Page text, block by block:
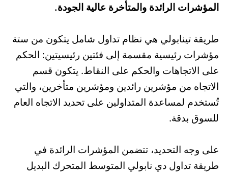
المؤشرات الرائدة والمتأخرة عالية الجودة.
طريقة تينابولي هي نظام تداول شامل يتكون من ستة
مؤشرات رئيسية مقسمة إلى فئتين رئيسيتين: الحكم
على الاتجاهات والحكم على النقاط. يتكون قسم
الاتجاه من مؤشرين رائدين ومؤشرين متأخرين، والتي
تُستخدم لمساعدة المتداولين على تحديد الاتجاه العام
للسوق بدقة.
على وجه التحديد، تتضمن المؤشرات الرائدة في
طريقة تداول دي نابولي المتوسط المتحرك البديل